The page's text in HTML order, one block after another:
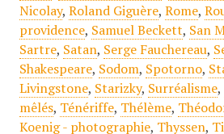
Nicolay, Roland Giguère, Rome,
providence, Samuel Beckett, San
Sartre, Satan, Serge Fauchereau,
Shakespeare, Sodom, Spotorno,
Livingstone, Starizky, Surréalisme,
mêlés, Ténériffe, Thélème,
Koenig - photographie, Thyssen,